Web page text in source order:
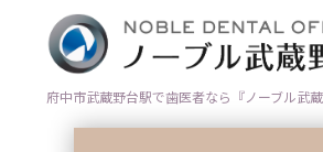
府中市武蔵野台駅で歯医者なら『ノーブル武